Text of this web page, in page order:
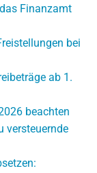
Finanzamt
bei
ab 1.
beachten
versteuernde